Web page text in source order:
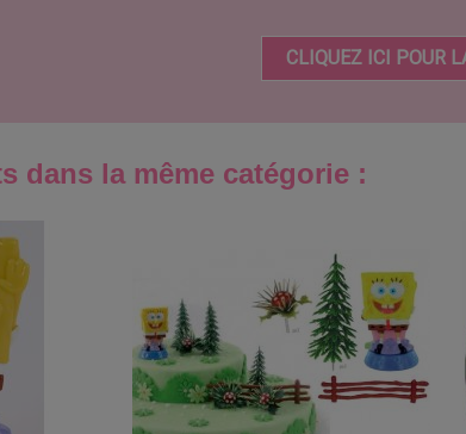
CLIQUEZ ICI POUR
dans la même catégorie :